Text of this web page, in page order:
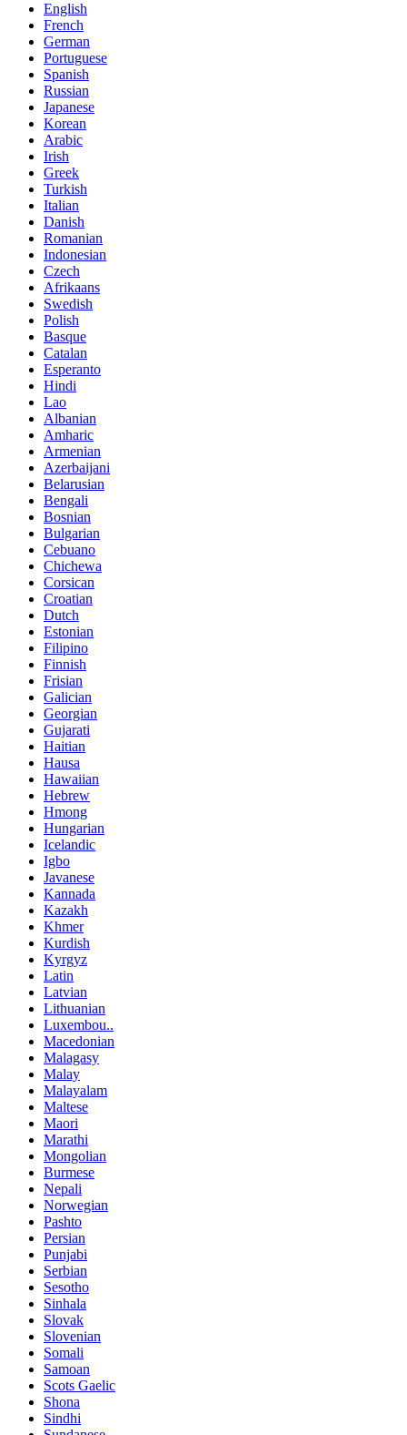
English
French
German
Portuguese
Spanish
Russian
Japanese
Korean
Arabic
Irish
Greek
Turkish
Italian
Danish
Romanian
Indonesian
Czech
Afrikaans
Swedish
Polish
Basque
Catalan
Esperanto
Hindi
Lao
Albanian
Amharic
Armenian
Azerbaijani
Belarusian
Bengali
Bosnian
Bulgarian
Cebuano
Chichewa
Corsican
Croatian
Dutch
Estonian
Filipino
Finnish
Frisian
Galician
Georgian
Gujarati
Haitian
Hausa
Hawaiian
Hebrew
Hmong
Hungarian
Icelandic
Igbo
Javanese
Kannada
Kazakh
Khmer
Kurdish
Kyrgyz
Latin
Latvian
Lithuanian
Luxembou..
Macedonian
Malagasy
Malay
Malayalam
Maltese
Maori
Marathi
Mongolian
Burmese
Nepali
Norwegian
Pashto
Persian
Punjabi
Serbian
Sesotho
Sinhala
Slovak
Slovenian
Somali
Samoan
Scots Gaelic
Shona
Sindhi